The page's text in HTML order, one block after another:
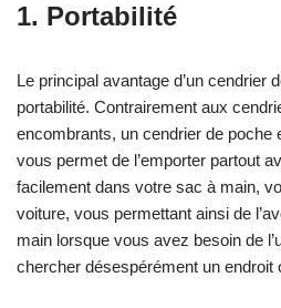
1. Portabilité
Le principal avantage d’un cendrier
portabilité. Contrairement aux
encombrants, un cendrier de poche
vous permet de l’emporter partout
facilement dans votre sac à main,
voiture, vous permettant ainsi de
main lorsque vous avez besoin de
chercher désespérément un endroit